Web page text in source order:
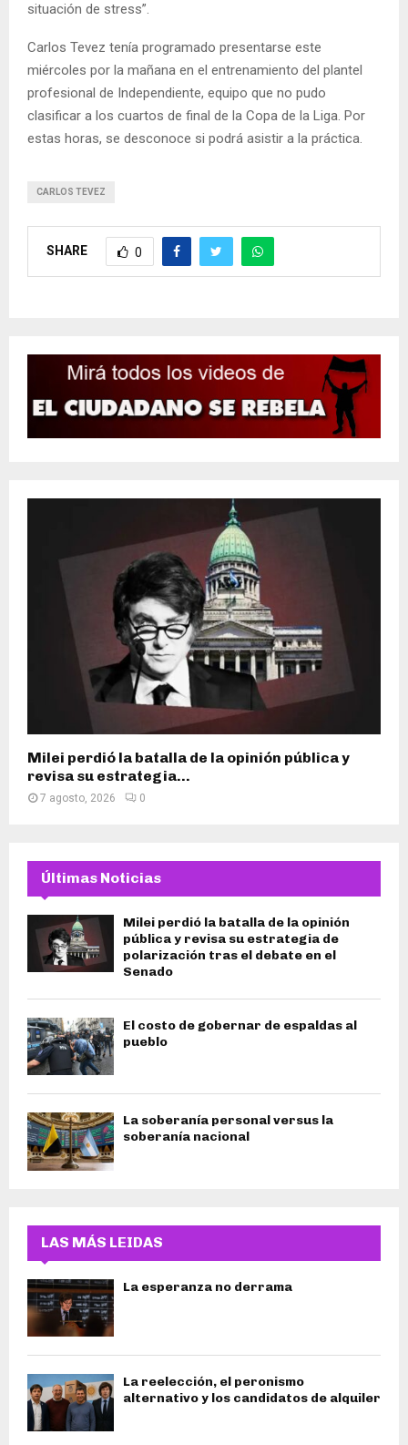
situación de stress”.
Carlos Tevez tenía programado presentarse este
miércoles por la mañana en el entrenamiento del plantel
profesional de Independiente, equipo que no pudo
clasificar a los cuartos de final de la Copa de la Liga. Por
estas horas, se desconoce si podrá asistir a la práctica.
CARLOS TEVEZ
SHARE 0
Milei perdió la batalla de la opinión pública y
revisa su estrategia...
7 agosto, 2026 0
Últimas Noticias
Milei perdió la batalla de la opinión
pública y revisa su estrategia de
polarización tras el debate en el
Senado
El costo de gobernar de espaldas al
pueblo
La soberanía personal versus la
soberanía nacional
LAS MÁS LEIDAS
La esperanza no derrama
La reelección, el peronismo
alternativo y los candidatos de alquiler